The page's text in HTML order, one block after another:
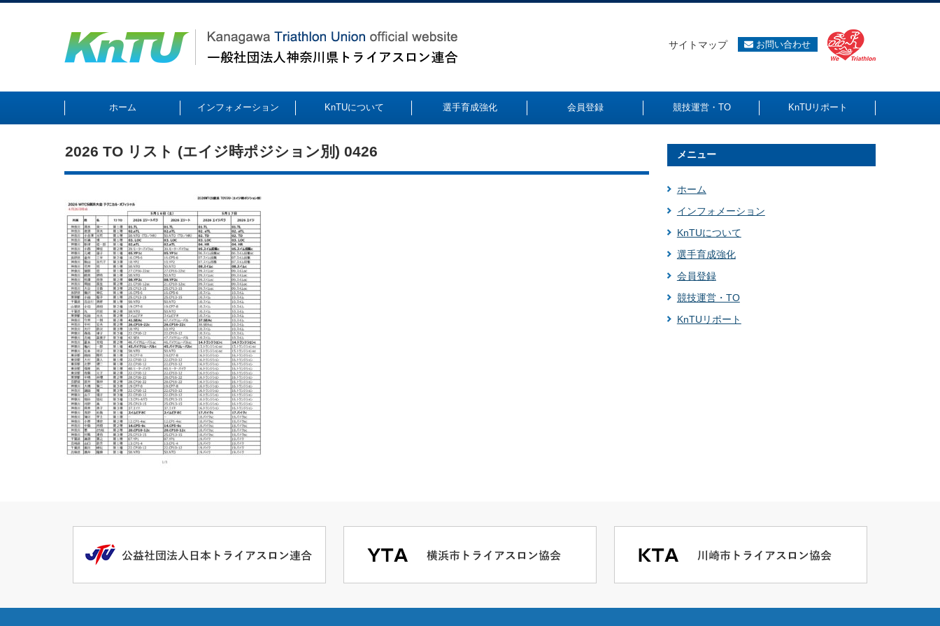
サイトマップ お問い合わせ
ホーム インフォメーション KnTUについて 選手育成強化 会員登録 競技運営・TO KnTUリポート
2026 TO リスト (エイジ時ポジション別) 0426 メニュー
ホーム
インフォメーション
KnTUについて
選手育成強化
会員登録
競技運営・TO
KnTUリポート